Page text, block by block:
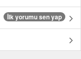
İlk yorumu sen yap